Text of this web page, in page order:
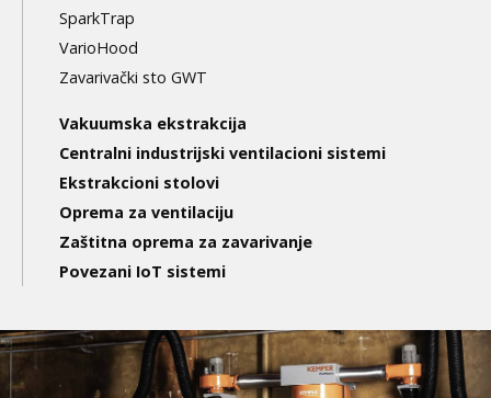
SparkTrap
VarioHood
Zavarivački sto GWT
Vakuumska ekstrakcija
Centralni industrijski ventilacioni sistemi
Ekstrakcioni stolovi
Oprema za ventilaciju
Zaštitna oprema za zavarivanje
Povezani IoT sistemi